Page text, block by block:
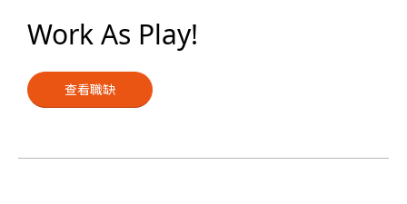
Work As Play!
查看職缺